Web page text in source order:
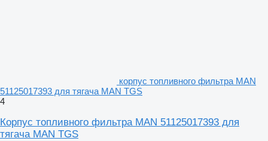
корпус топливного фильтра MAN
51125017393 для тягача MAN TGS
4
Корпус топливного фильтра MAN 51125017393 для
тягача MAN TGS